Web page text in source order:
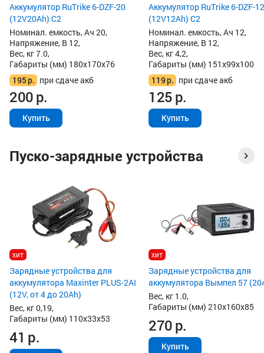
Аккумулятор RuTrike 6-DZF-20
(12V20Ah) C2
Номинал. емкость, Ач 20,
Напряжение, В 12,
Вес, кг 7.0,
Габариты (мм) 180x170x76
195р. при сдаче акб
200р.
Купить
Аккумулятор RuTrike 6-DZF-12
(12V12Ah) C2
Номинал. емкость, Ач 12,
Напряжение, В 12,
Вес, кг 4,2,
Габариты (мм) 151x99x100
119р. при сдаче акб
125р.
Купить
Пуско-зарядные устройства
хит
Зарядные устройства для
аккумулятора Maxinter PLUS-2AI
(12V, от 4 до 20Ah)
Вес, кг 0,19,
Габариты (мм) 110x33x53
41 р.
хит
Зарядные устройства для
аккумулятора Вымпел 57
Вес, кг 1.0,
Габариты (мм) 210x160x85
270р.
Купить